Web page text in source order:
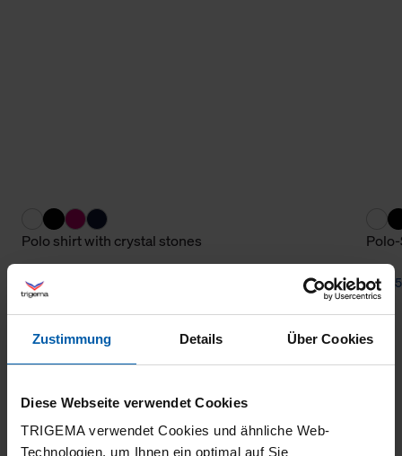
Zustimmung Details Über Cookies
Diese Webseite verwendet Cookies
TRIGEMA verwendet Cookies und ähnliche Web-
Technologien, um Ihnen ein optimal auf Sie
Polo shirt with crystal stones
from 72,10 € from